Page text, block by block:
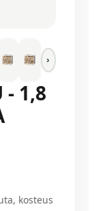
›
- 1,8
kosteus